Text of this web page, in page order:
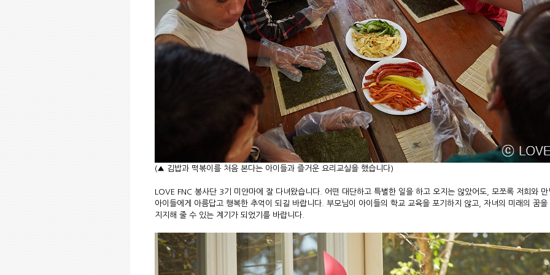
(▲ 김밥과 떡볶이를 처음 본다는 아이들과 즐거운 요리교실을 했습니다)
LOVE FNC 봉사단 3기 미얀마에 잘 다녀왔습니다. 어떤 대단하고 특별한 일을 하고 오지는 않았어도, 모쪼록 저희와 만
아이들에게 아름답고 행복한 추억이 되길 바랍니다. 부모님이 아이들의 학교 교육을 포기하지 않고, 자녀의 미래의 꿈을
지지해 줄 수 있는 계기가 되었기를 바랍니다.